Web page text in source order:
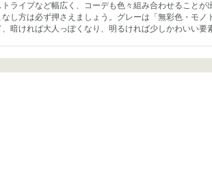
ライプなど幅広く、コーデも色々組み合わせること
し方は必ず押さえましょう。グレーは「無彩色・モ
暗ければ大人っぽくなり、明るければ少しかわいい要